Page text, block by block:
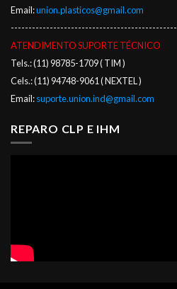
Email:union.plasticos@gmail.com
-----------------------------------------------
ATENDIMENTO SUPORTE TÉCNICO
Tels.: (11) 98785-1709 ( TIM )
Cels.: (11) 94748-9061 ( NEXTEL )
Email:suporte.union.ind@gmail.com
REPARO CLP E IHM